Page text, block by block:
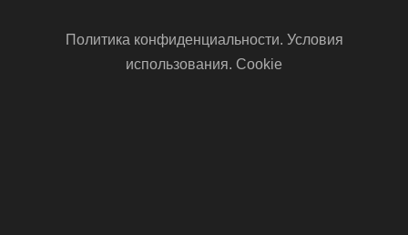
Политика конфиденциальности. Условия
использования. Cookie